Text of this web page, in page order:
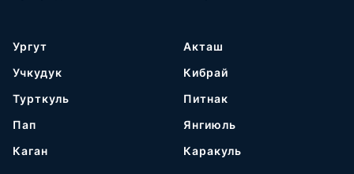
Ургут
Учкудук
Турткуль
Пап
Каган
Акташ
Кибрай
Питнак
Янгиюль
Каракуль